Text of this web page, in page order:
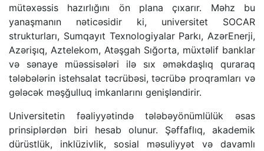
mütəxəssis hazırlığını ön plana çıxarır. Məhz bu
yanaşmanın nəticəsidir ki, universitet SOCAR
strukturları, Sumqayıt Texnologiyalar Parkı, AzərEnerji,
Azərişıq, Aztelekom, Atəşgah Sığorta, müxtəlif banklar
və sənaye müəssisələri ilə sıx əməkdaşlıq quraraq
tələbələrin istehsalat təcrübəsi, təcrübə proqramları və
gələcək məşğulluq imkanlarını genişləndirir.
Universitetin fəaliyyətində tələbəyönümlülük əsas
prinsiplərdən biri hesab olunur. Şəffaflıq, akademik
dürüstlük, inklüzivlik, sosial məsuliyyət və davamlı